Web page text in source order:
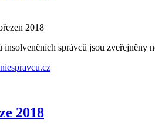
2018
správců jsou zveřejněny
2018